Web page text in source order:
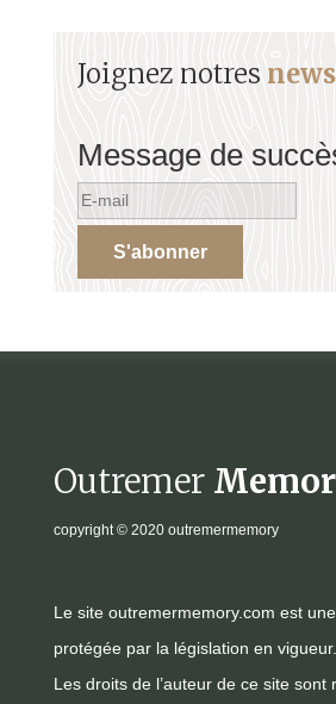
Joignez notres
Message de
S'abonner
Outremer
copyright© 2020 outremermemory
Le site outremermemory.com est
protégée par la législation en vigueur.
Les droits de l’auteur de ce site sont